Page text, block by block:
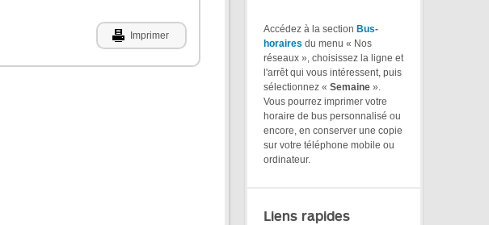
Imprimer
Accédez à la section Bus-
horaires du menu « Nos
réseaux », choisissez la ligne et
l'arrêt qui vous intéressent, puis
sélectionnez « Semaine ».
Vous pourrez imprimer votre
horaire de bus personnalisé ou
encore, en conserver une copie
sur votre téléphone mobile ou
ordinateur.
Liens rapides